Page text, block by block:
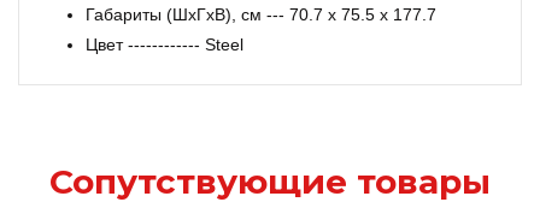
Габариты (ШxГxВ), см --- 70.7 x 75.5 x 177.7
Цвет ------------ Steel
Сопутствующие товары